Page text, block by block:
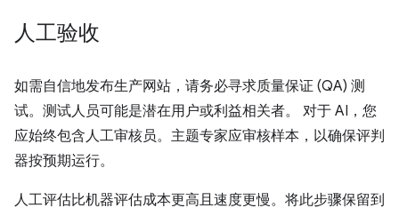
人工验收
如需自信地发布生产网站，请务必寻求质量保证 (QA) 测
试。测试人员可能是潜在用户或利益相关者。 对于 AI，您
应始终包含人工审核员。主题专家应审核样本，以确保评判
器按预期运行。
人工评估比机器评估成本更高且速度更慢。将此步骤保留到